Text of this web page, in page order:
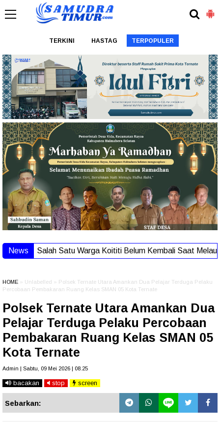
TERKINI HASTAG TERPOPULER
News Salah Satu Warga Koititi Belum Kembali Saat
HOME » Unlabelled » Polsek Ternate Utara Amankan Dua Pelajar Terduga Pelaku
Percobaan Pembakaran Ruang Kelas SMAN 05 Kota Ternate
Polsek Ternate Utara Amankan Dua
Pelajar Terduga Pelaku Percobaan
Pembakaran Ruang Kelas SMAN 05
Kota Ternate
Admin | Sabtu, 09 Mei 2026 | 08.25
bacakan stop screen
Sebarkan: